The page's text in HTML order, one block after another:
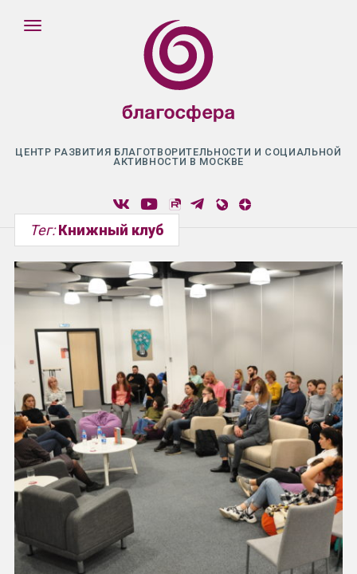
ЦЕНТР РАЗВИТИЯ БЛАГОТВОРИТЕЛЬНОСТИ И СОЦИАЛЬНОЙ
АКТИВНОСТИ В МОСКВЕ
Тег:Книжный клуб